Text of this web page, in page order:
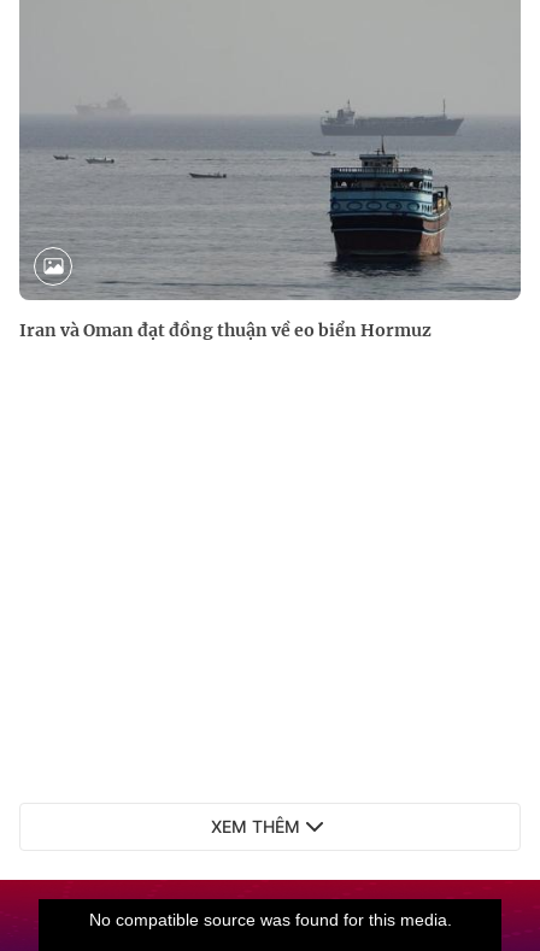
Iran và Oman đạt đồng thuận về eo biển Hormuz
XEM THÊM